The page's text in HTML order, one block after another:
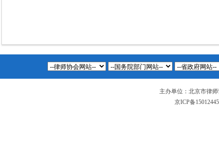
主办单位：北京市律
京ICP备